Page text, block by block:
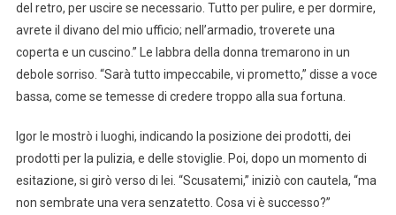
del retro, per uscire se necessario. Tutto per pulire, e per dormire,
avrete il divano del mio ufficio; nell’armadio, troverete una
coperta e un cuscino.” Le labbra della donna tremarono in un
debole sorriso. “Sarà tutto impeccabile, vi prometto,” disse a voce
bassa, come se temesse di credere troppo alla sua fortuna.
Igor le mostrò i luoghi, indicando la posizione dei prodotti, dei
prodotti per la pulizia, e delle stoviglie. Poi, dopo un momento di
esitazione, si girò verso di lei. “Scusatemi,” iniziò con cautela, “ma
non sembrate una vera senzatetto. Cosa vi è successo?”